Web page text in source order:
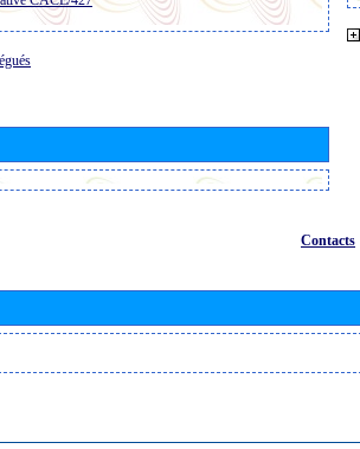
Contacts